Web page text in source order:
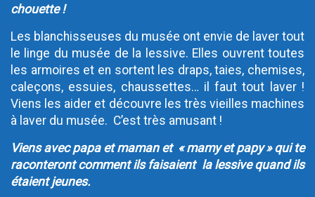
chouette !
Les blanchisseuses du musée ont envie de laver tout
le linge du musée de la lessive. Elles ouvrent toutes
les armoires et en sortent les draps, taies, chemises,
caleçons, essuies, chaussettes… il faut tout laver !
Viens les aider et découvre les très vieilles machines
à laver du musée. C’est très amusant !
Viens avec papa et maman et « mamy et papy » qui te
raconteront comment ils faisaient la lessive quand ils
étaient jeunes.